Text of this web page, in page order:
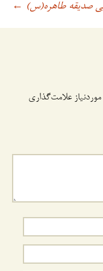
صدیقه طاهره(س) ←
علامت‌گذاری